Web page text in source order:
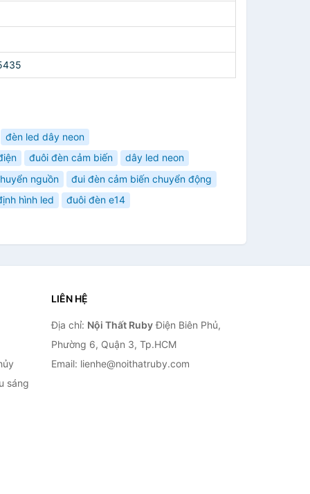
đèn led dây neon
đuôi đèn cảm biến
dây led neon
nguồn
đui đèn cảm biến chuyển động
hình led đuôi đèn e14
sáng
LIÊN HỆ
Địa chỉ: Nội Thất RubyĐiện Biên Phủ,
Phường 6, Quận 3, Tp.HCM
Email: lienhe@noithatruby.com